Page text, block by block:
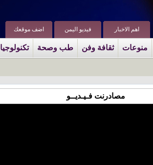
اضف موقعك فيديو اليمن اهم الاخبار
منوعات ثقافة وفن طب وصحة تكنولوجيا
مصادرنت فـيـديــو